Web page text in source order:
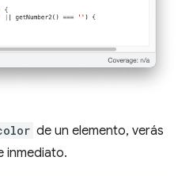
de un elemento, verás
inmediato.